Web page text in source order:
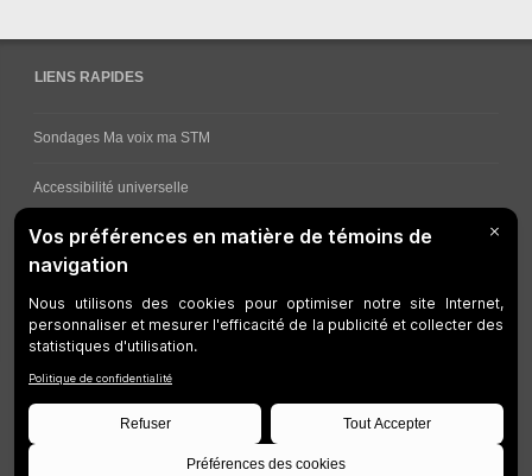
LIENS RAPIDES
Sondages Ma voix ma STM
Accessibilité universelle
Comment obtenir vos horaires de bus
Travaux en cours
Gestion des témoins
Accessibilité Web
Plan du site